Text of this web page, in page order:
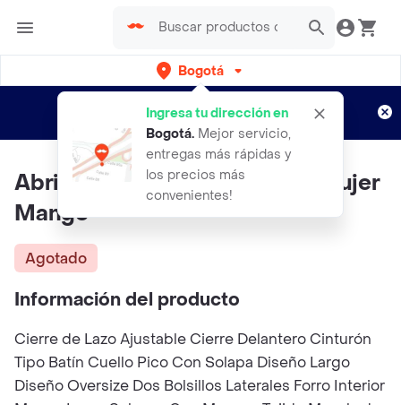
Bogotá
Ingresa tu dirección en
Bogotá. Mejor servicio,
entregas más rápidas y
los precios más
convenientes!
envíos gratis por semanas
Aplican TyC
Abrigo Traviata Khaki Talla S Mujer
Mango
Agotado
Información del producto
Cierre de Lazo Ajustable Cierre Delantero Cinturón
Tipo Batín Cuello Pico Con Solapa Diseño Largo
Diseño Oversize Dos Bolsillos Laterales Forro Interior